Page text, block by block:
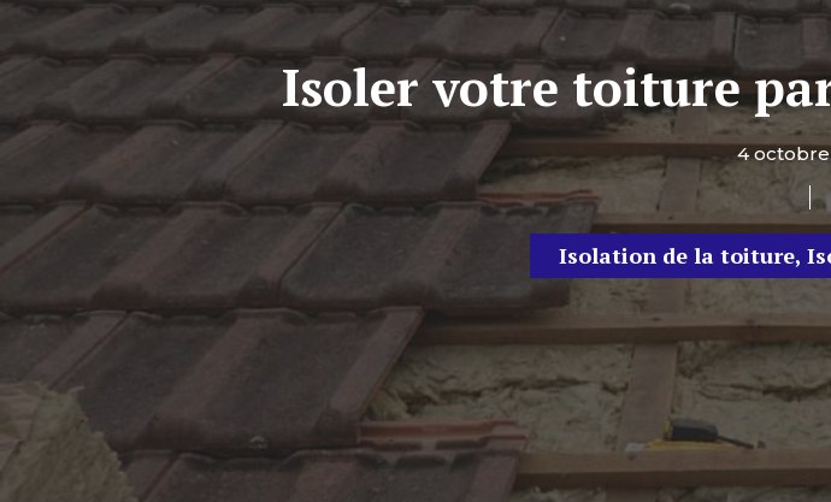
Isoler votre toiture
4
Isolation de la toiture,